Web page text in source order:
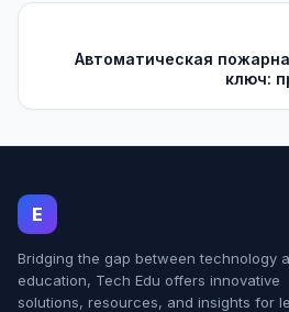
Автоматическая
ключ:
E
Bridging the gap between technology
education, Tech Edu offers innovative
solutions, resources, and insights for